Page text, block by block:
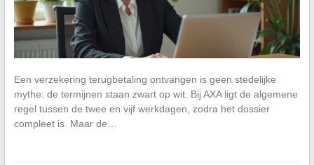
Een verzekering terugbetaling ontvangen is geen stedelijke
mythe: de termijnen staan zwart op wit. Bij AXA ligt de algemene
regel tussen de twee en vijf werkdagen, zodra het dossier
compleet is. Maar de…